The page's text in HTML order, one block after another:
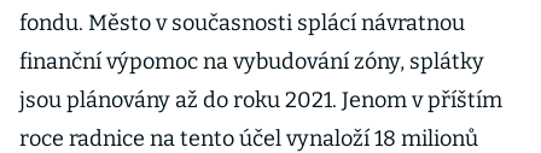
fondu. Město v současnosti splácí návratnou
finanční výpomoc na vybudování zóny, splátky
jsou plánovány až do roku 2021. Jenom v příštím
roce radnice na tento účel vynaloží 18 milionů